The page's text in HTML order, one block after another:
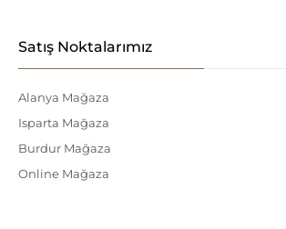
Satış Noktalarımız
Alanya Mağaza
Isparta Mağaza
Burdur Mağaza
Online Mağaza